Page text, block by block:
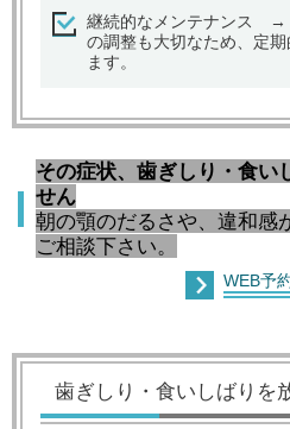
継続的なメンテナンス →
の調整も大切なため、定
ます。
その症状、歯ぎしり・食い
せん
朝の顎のだるさや、違和感
ご相談下さい。
WEB予
歯ぎしり・食いしばりを